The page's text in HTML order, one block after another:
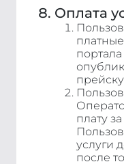
Оплата
портала
плату
услуги
после